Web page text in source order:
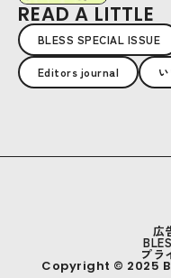
READ A LITTLE
BLESS SPECIAL ISSUE
Editors journal
広
プラ
Copyright © 2025